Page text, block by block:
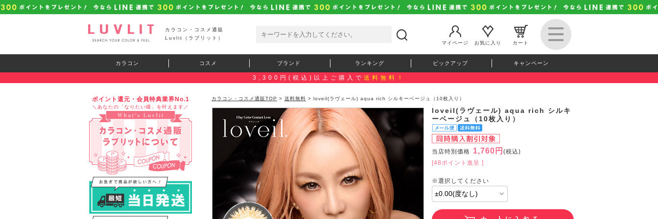
カラコン・コスメ通販
Luvlit（ラブリット）
マイページ
お気に入り カート
カラコン コスメ ブランド ランキング ピックアップ キャンペーン
3,300円(税込)以上ご購入で 送料無料！
ポイント還元・会員特典業界No.1
＼あなたの「なりたい瞳」を叶えます／
カラコン・コスメ通販TOP > 送料無料 > loveil(ラヴェール) aqua rich シルキーベージュ（10枚入り）
loveil(ラヴェール) aqua rich シルキ
ーベージュ（10枚入り）
当店特別価格 1,760円 (税込)
[48ポイント進呈 ]